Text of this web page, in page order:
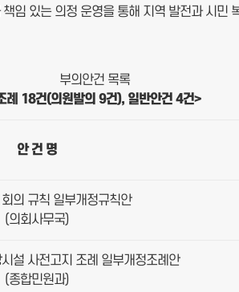
임 있는 의정 운영을 통해 지역 발전과 시민
부의안건 목록
례 18건(의원발의 9건), 일반안건 4건>
안 건 명
의 규칙 일부개정규칙안
(의회사무국)
설 사전고지 조례 일부개정조례안
(종합민원과)